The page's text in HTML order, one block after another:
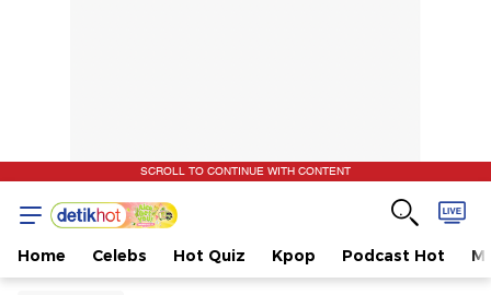
SCROLL TO CONTINUE WITH CONTENT
Home Celebs Hot Quiz Kpop Podcast Hot